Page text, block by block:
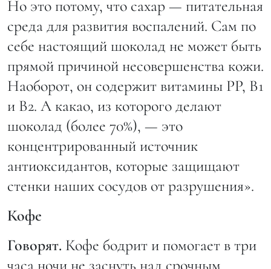
Но это потому, что сахар — питательная
среда для развития воспалений. Сам по
себе настоящий шоколад не может быть
прямой причиной несовершенства кожи.
Наоборот, он содержит витамины РР, В1
и В2. А какао, из которого делают
шоколад (более 70%), — это
концентрированный источник
антиоксидантов, которые защищают
стенки наших сосудов от разрушения».
Кофе
Говорят. Кофе бодрит и помогает в три
часа ночи не заснуть над срочным